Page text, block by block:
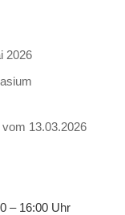
2026
13.03.2026
– 16:00 Uhr